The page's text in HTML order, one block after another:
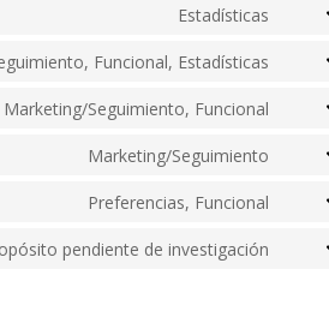
Estadísticas
Funcional, Estadísticas
Marketing/Seguimiento, Funcional
Marketing/Seguimiento
Preferencias, Funcional
pendiente de investigación